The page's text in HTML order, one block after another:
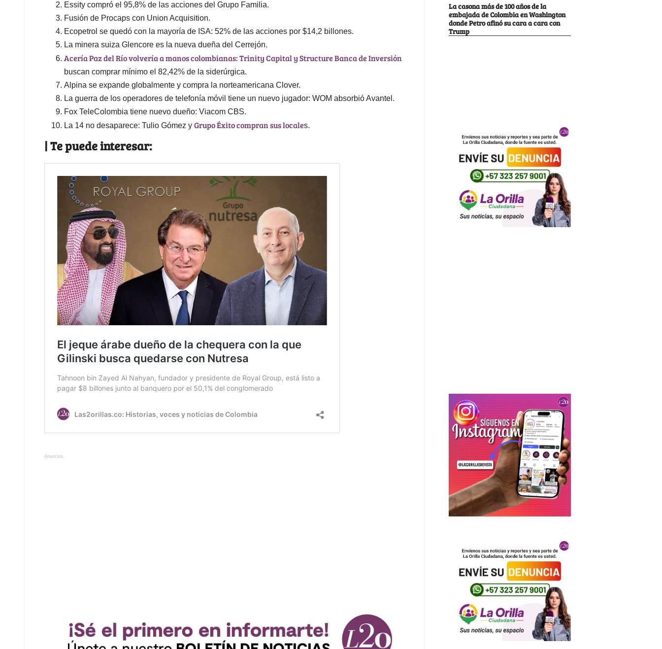
Essity compró el 95,8% de las acciones del Grupo Familia.
Fusión de Procaps con Union Acquisition.
Ecopetrol se quedó con la mayoría de ISA: 52% de las acciones por $14,2 billones.
La minera suiza Glencore es la nueva dueña del Cerrejón.
Acería Paz del Río volvería a manos colombianas: Trinity Capital y Structure Banca de Inversión
buscan comprar mínimo el 82,42% de la siderúrgica.
Alpina se expande globalmente y compra la norteamericana Clover.
La guerra de los operadores de telefonía móvil tiene un nuevo jugador: WOM absorbió Avantel.
Fox TeleColombia tiene nuevo dueño: Viacom CBS.
La 14 no desaparece: Tulio Gómez y Grupo Éxito compran sus locales.
| Te puede interesar:
Anuncios.
La casona más de 100 años de la
embajada de Colombia en Washington
donde Petro afinó su cara a cara con
Trump